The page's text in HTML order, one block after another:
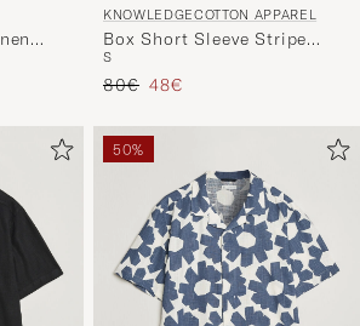
KNOWLEDGECOTTON APPAREL
Box Short Sleeve Stripe
Shirt Blue Stripe
S
Reguliere prijs
80€ Verlaagd prijs
48€
50%